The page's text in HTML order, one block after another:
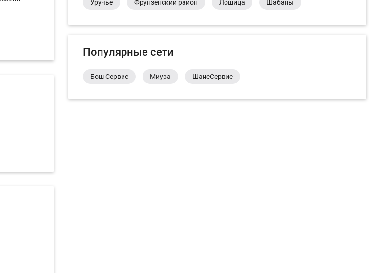
Уручье Фрунзенский район Лошица Шабаны
Популярные сети
Бош Сервис Миура ШансСервис